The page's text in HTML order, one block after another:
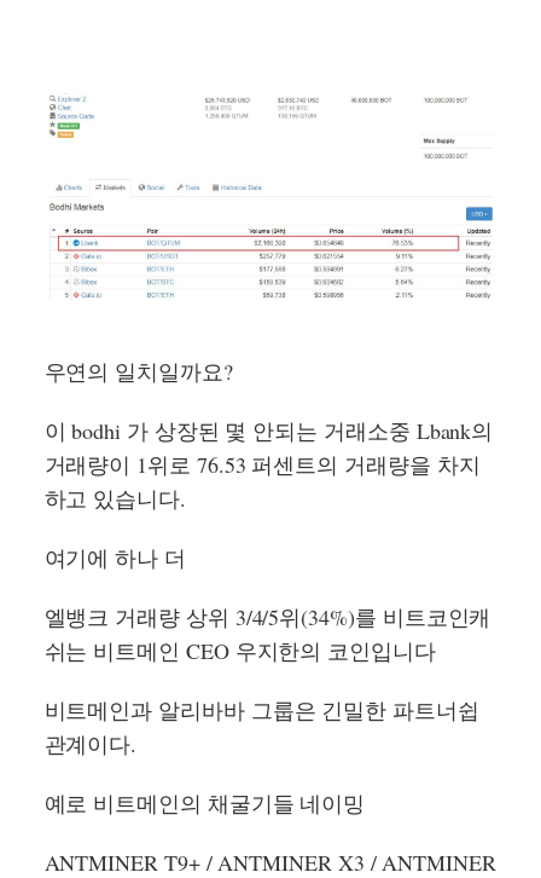
우연의 일치일까요?
이 bodhi 가 상장된 몇 안되는 거래소중 Lbank의
거래량이 1위로 76.53 퍼센트의 거래량을 차지
하고 있습니다.
여기에 하나 더
엘뱅크 거래량 상위 3/4/5위(34%)를 비트코인캐
쉬는 비트메인 CEO 우지한의 코인입니다
비트메인과 알리바바 그룹은 긴밀한 파트너쉽
관계이다.
예로 비트메인의 채굴기들 네이밍
ANTMINER T9+ / ANTMINER X3 / ANTMINER